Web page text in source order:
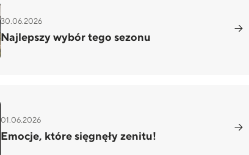
30.06.2026
Najlepszy wybór tego sezonu
01.06.2026
Emocje, które sięgnęły zenitu!